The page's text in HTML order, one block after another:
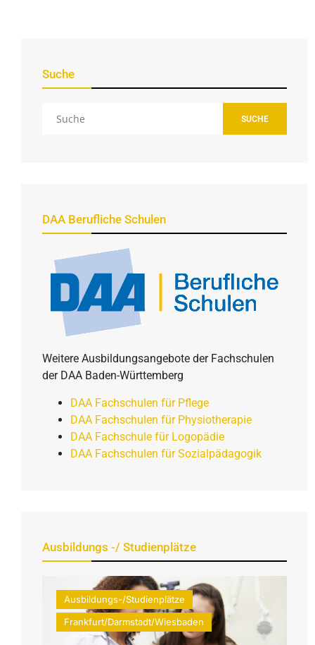
Suche
SUCHE
DAA Berufliche Schulen
Weitere Ausbildungsangebote der Fachschulen
der DAA Baden-Württemberg
DAA Fachschulen für Pflege
DAA Fachschulen für Physiotherapie
DAA Fachschule für Logopädie
DAA Fachschulen für Sozialpädagogik
Ausbildungs -/ Studienplätze
Ausbildungs-/Studienplätze
Frankfurt/Darmstadt/Wiesbaden